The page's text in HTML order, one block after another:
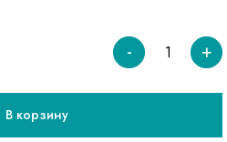
- +
В корзину